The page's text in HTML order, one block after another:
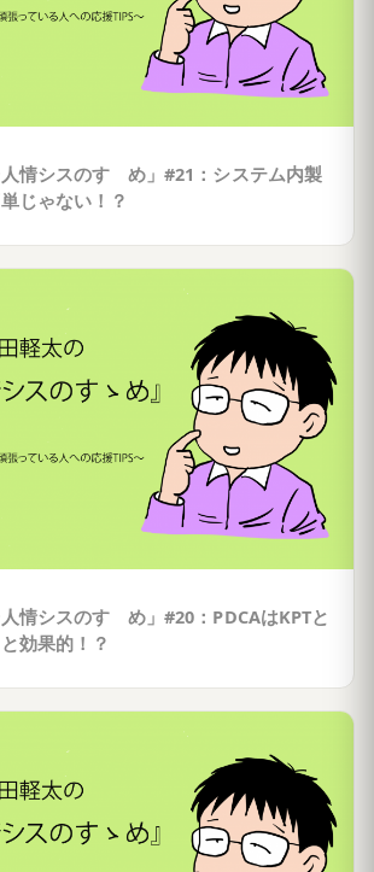
情シスのすゝめ」#21：システム内製
じゃない！？
情シスのすゝめ」#20：PDCAはKPTと
効果的！？